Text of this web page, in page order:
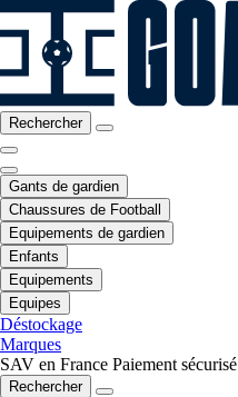
Rechercher
Gants de gardien
Chaussures de Football
Equipements de gardien
Enfants
Equipements
Equipes
Déstockage
Marques
SAV en France Paiement sécurisé
Rechercher